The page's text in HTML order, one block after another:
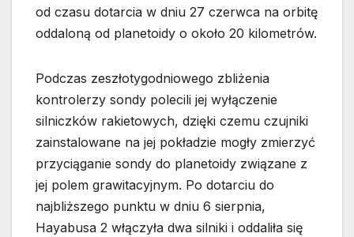
od czasu dotarcia w dniu 27 czerwca na orbitę
oddaloną od planetoidy o około 20 kilometrów.
Podczas zeszłotygodniowego zbliżenia
kontrolerzy sondy polecili jej wyłączenie
silniczków rakietowych, dzięki czemu czujniki
zainstalowane na jej pokładzie mogły zmierzyć
przyciąganie sondy do planetoidy związane z
jej polem grawitacyjnym. Po dotarciu do
najbliższego punktu w dniu 6 sierpnia,
Hayabusa 2 włączyła dwa silniki i oddaliła się